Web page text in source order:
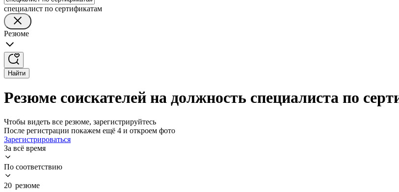
специалист по сертификатам
Резюме
Найти
Резюме соискателей на должность специалиста по
Чтобы видеть все резюме, зарегистрируйтесь
После регистрации покажем ещё 4 и откроем фото
Зарегистрироваться
За всё время
По соответствию
20 резюме